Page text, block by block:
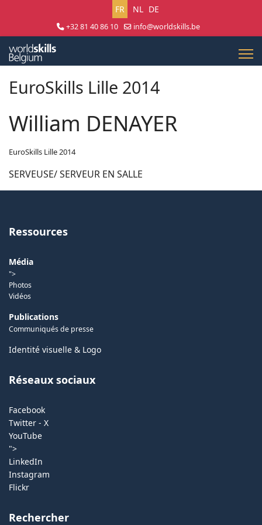
Sélectionnez votre langue
FR NL DE
+32 81 40 86 10
info@worldskills.be
EuroSkills Lille 2014
William DENAYER
EuroSkills Lille 2014
SERVEUSE/ SERVEUR EN SALLE
Ressources
Média
">
Photos
Vidéos
Publications
Communiqués de presse
Identité visuelle & Logo
Réseaux sociaux
Facebook
Twitter - X
YouTube
">
LinkedIn
Instagram
Flickr
Rechercher